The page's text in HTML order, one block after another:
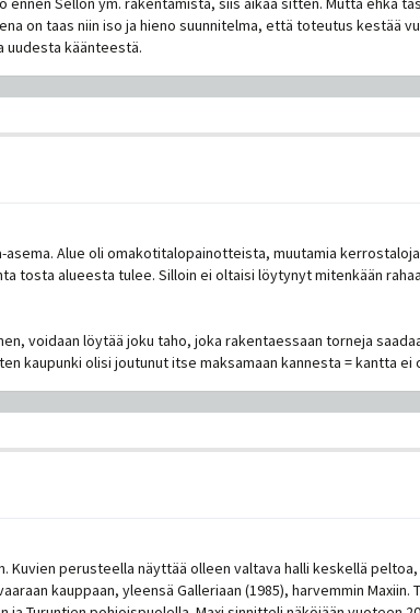
on taas niin iso ja hieno suunnitelma, että toteutus kestää
uudesta käänteestä.
asema. Alue oli omakotitalopainotteista, muutamia
tosta alueesta tulee. Silloin ei oltaisi löytynyt mitenkään
voidaan löytää joku taho, joka rakentaessaan torneja
kaupunki olisi joutunut itse maksamaan kannesta = kantta
Kuvien perusteella näyttää olleen valtava halli keskellä
kauppaan, yleensä Galleriaan (1985), harvemmin Maxiin.